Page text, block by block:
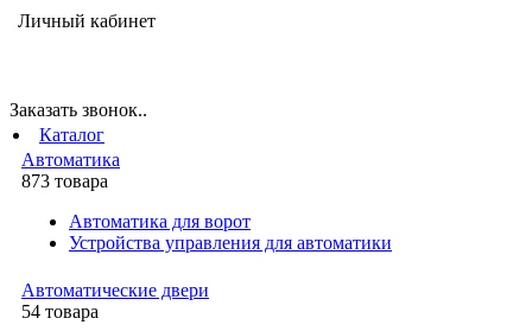
Личный кабинет
Заказать звонок..
Каталог
Автоматика
873 товара
Автоматика для ворот
Устройства управления для автоматики
Автоматические двери
54 товара